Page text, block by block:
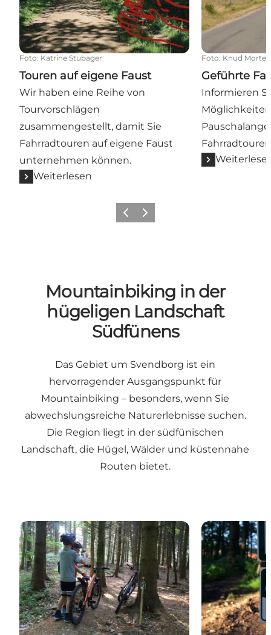
Foto: Katrine Stubager
Touren auf eigene Faust
Wir haben eine Reihe von
Tourvorschlägen
zusammengestellt, damit Sie
Fahrradtouren auf eigene Faust
unternehmen können.
Weiterlesen
Foto: Knud
Geführte
Informieren
Vorherige Folie
Nächste Folie
Mountainbiking in der
hügeligen Landschaft
Südfünens
Das Gebiet um Svendborg ist ein
hervorragender Ausgangspunkt für
Mountainbiking – besonders, wenn Sie
abwechslungsreiche Naturerlebnisse suchen.
Die Region liegt in der südfünischen
Landschaft, die Hügel, Wälder und küstennahe
Routen bietet.
MTB-Strecken im Hallindskoven & Stevneskoven